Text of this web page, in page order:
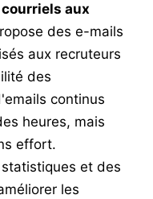
aux
des e-mails
aux recruteurs
des
continus
heures, mais
effort.
et des
les